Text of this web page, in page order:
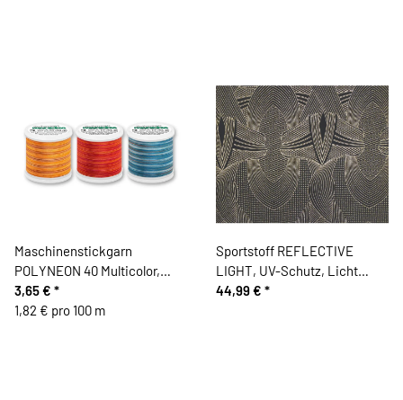
Maschinenstickgarn
POLYNEON 40 Multicolor,
Madeira
3,65 € *
1,82 € pro 100 m
Sportstoff REFLECTIVE
LIGHT, UV-Schutz, Licht
refektierend, schwarz
44,99 € *